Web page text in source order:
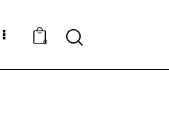
0 Search